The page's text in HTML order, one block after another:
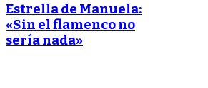
Estrella de Manuela:
«Sin el flamenco no
sería nada»